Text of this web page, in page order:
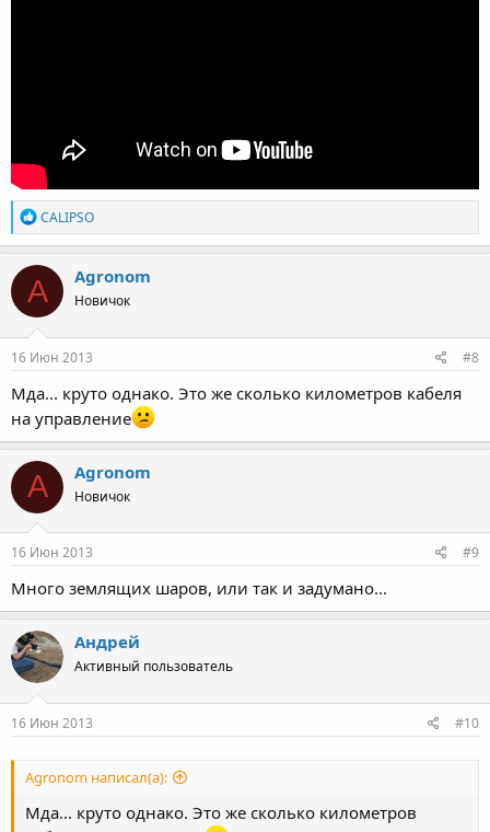
Р
е
а
к
ц
и
и
:
CALIPSO
A Agronom
Новичок
16 Июн 2013 #8
Мда... круто однако. Это же сколько километров кабеля
на управление
A Agronom
Новичок
16 Июн 2013 #9
Много землящих шаров, или так и задумано...
Андрей
Активный пользователь
16 Июн 2013 #10
Agronom написал(а):
Мда... круто однако. Это же сколько километров